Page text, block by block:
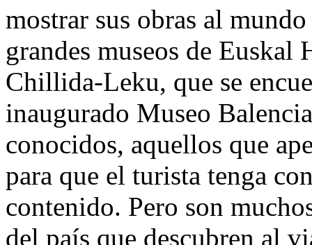
mostrar sus obras al
grandes museos de
Chillida-Leku, que se
inaugurado Museo
conocidos, aquellos que
para que el turista tenga
contenido. Pero son
del país que descubren al